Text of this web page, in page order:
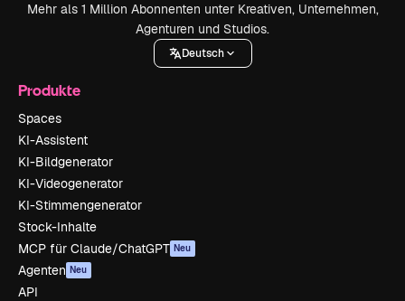
Mehr als 1 Million Abonnenten unter Kreativen, Unternehmen,
Agenturen und Studios.
Deutsch
Produkte
Spaces
KI-Assistent
KI-Bildgenerator
KI-Videogenerator
KI-Stimmengenerator
Stock-Inhalte
MCP für Claude/ChatGPT Neu
Agenten Neu
API